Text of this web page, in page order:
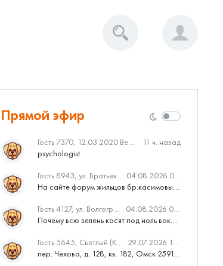
Прямой эфир
Гость 7370, 12.03.2020 Вебинар от Нмаркет.ПРО: «Актуальное об ипотеке: что нужно знать»
11 ч. назад
psychologist
Гость 8943, ул. Братьев Касимовых, 62 04.08.2026 08:34
На сайте форум жильцов бр.касимовых 62у дома растут красивые...
Гость 4127, ул. Волгоградская, 41 04.08.2026 04:46
Почему всю зелень косят под ноль вокруг дома,в полисадниках....
Гость 5645, Светлый (Куюки) 29.07.2026 10:31
пер. Чехова, д. 128, кв. 182, Омск 259145